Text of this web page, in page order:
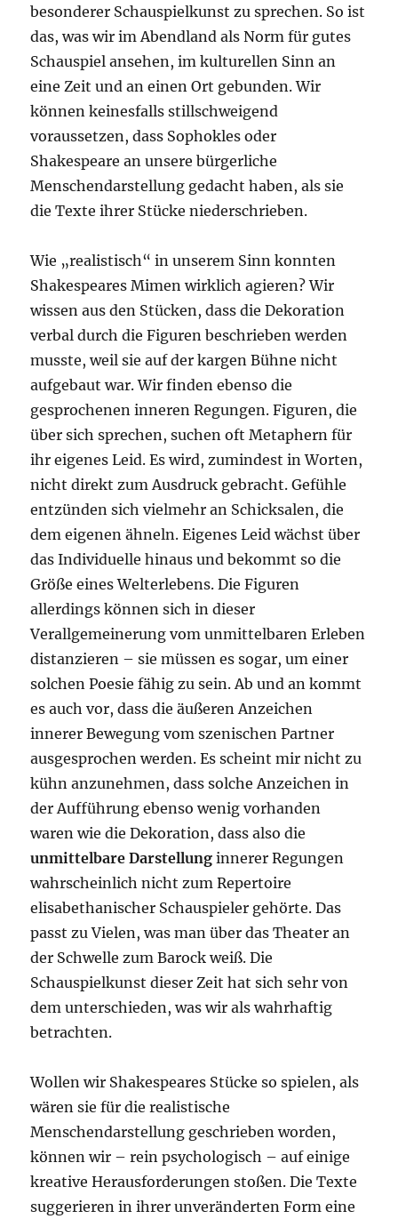
besonderer Schauspielkunst zu sprechen. So ist
das, was wir im Abendland als Norm für gutes
Schauspiel ansehen, im kulturellen Sinn an
eine Zeit und an einen Ort gebunden. Wir
können keinesfalls stillschweigend
voraussetzen, dass Sophokles oder
Shakespeare an unsere bürgerliche
Menschendarstellung gedacht haben, als sie
die Texte ihrer Stücke niederschrieben.
Wie „realistisch“ in unserem Sinn konnten
Shakespeares Mimen wirklich agieren? Wir
wissen aus den Stücken, dass die Dekoration
verbal durch die Figuren beschrieben werden
musste, weil sie auf der kargen Bühne nicht
aufgebaut war. Wir finden ebenso die
gesprochenen inneren Regungen. Figuren, die
über sich sprechen, suchen oft Metaphern für
ihr eigenes Leid. Es wird, zumindest in Worten,
nicht direkt zum Ausdruck gebracht. Gefühle
entzünden sich vielmehr an Schicksalen, die
dem eigenen ähneln. Eigenes Leid wächst über
das Individuelle hinaus und bekommt so die
Größe eines Welterlebens. Die Figuren
allerdings können sich in dieser
Verallgemeinerung vom unmittelbaren Erleben
distanzieren – sie müssen es sogar, um einer
solchen Poesie fähig zu sein. Ab und an kommt
es auch vor, dass die äußeren Anzeichen
innerer Bewegung vom szenischen Partner
ausgesprochen werden. Es scheint mir nicht zu
kühn anzunehmen, dass solche Anzeichen in
der Aufführung ebenso wenig vorhanden
waren wie die Dekoration, dass also die
unmittelbare Darstellung innerer Regungen
wahrscheinlich nicht zum Repertoire
elisabethanischer Schauspieler gehörte. Das
passt zu Vielen, was man über das Theater an
der Schwelle zum Barock weiß. Die
Schauspielkunst dieser Zeit hat sich sehr von
dem unterschieden, was wir als wahrhaftig
betrachten.
Wollen wir Shakespeares Stücke so spielen, als
wären sie für die realistische
Menschendarstellung geschrieben worden,
können wir – rein psychologisch – auf einige
kreative Herausforderungen stoßen. Die Texte
suggerieren in ihrer unveränderten Form eine